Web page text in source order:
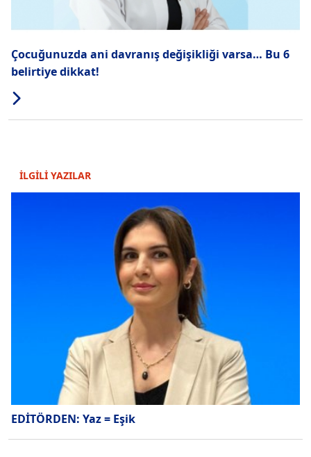
Çocuğunuzda ani davranış değişikliği varsa… Bu 6
belirtiye dikkat!
İLGİLİ YAZILAR
EDİTÖRDEN: Yaz = Eşik